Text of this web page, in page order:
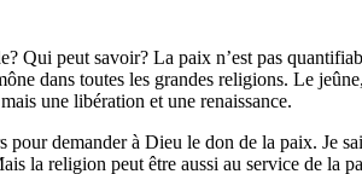
Qui peut savoir? La paix n’est pas
dans toutes les grandes religions. Le
une libération et une renaissance.
demander à Dieu le don de la paix. Je
la religion peut être aussi au service de